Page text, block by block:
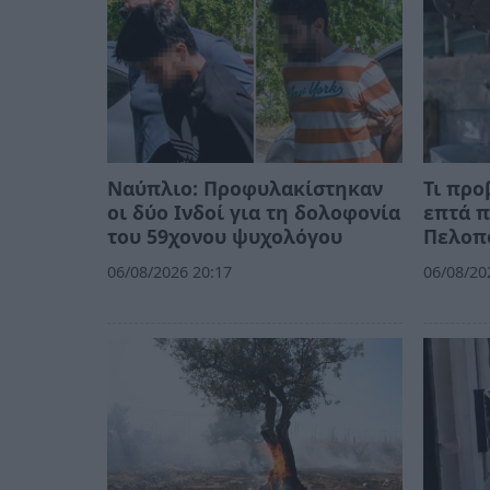
Ναύπλιο: Προφυλακίστηκαν
οι δύο Ινδοί για τη δολοφονία
του 59χονου ψυχολόγου
06/08/2026 20:17
Τι
επτά
06/08/